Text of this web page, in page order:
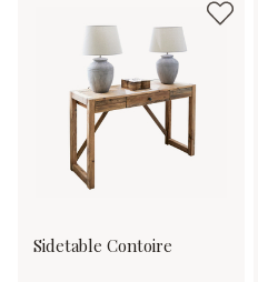
Sidetable Contoire